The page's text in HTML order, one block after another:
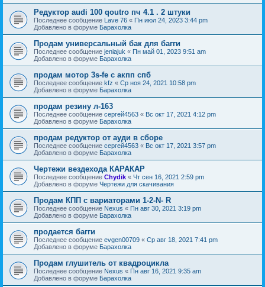
Редуктор audi 100 qoutro пч 4.1 . 2 штуки
Последнее сообщение Lave 76 « Пн июл 24, 2023 3:44 pm
Добавлено в форуме Барахолка
Продам универсальный бак для багги
Последнее сообщение jeniajuk « Пн май 01, 2023 9:51 am
Добавлено в форуме Барахолка
продам мотор 3s-fe c акпп спб
Последнее сообщение kfz « Ср ноя 24, 2021 10:58 pm
Добавлено в форуме Барахолка
продам резину л-163
Последнее сообщение сергей4563 « Вс окт 17, 2021 4:12 pm
Добавлено в форуме Барахолка
продам редуктор от ауди в сборе
Последнее сообщение сергей4563 « Вс окт 17, 2021 3:57 pm
Добавлено в форуме Барахолка
Чертежи вездехода КАРАКАР
Последнее сообщение Chydik « Чт сен 16, 2021 2:59 pm
Добавлено в форуме Чертежи для скачивания
Продам КПП с вариаторами 1-2-N- R
Последнее сообщение Nexus « Пн авг 30, 2021 3:19 pm
Добавлено в форуме Барахолка
продается багги
Последнее сообщение evgen00709 « Ср авг 18, 2021 7:41 pm
Добавлено в форуме Барахолка
Продам глушитель от квадроцикла
Последнее сообщение Nexus « Пн авг 16, 2021 9:35 am
Добавлено в форуме Барахолка